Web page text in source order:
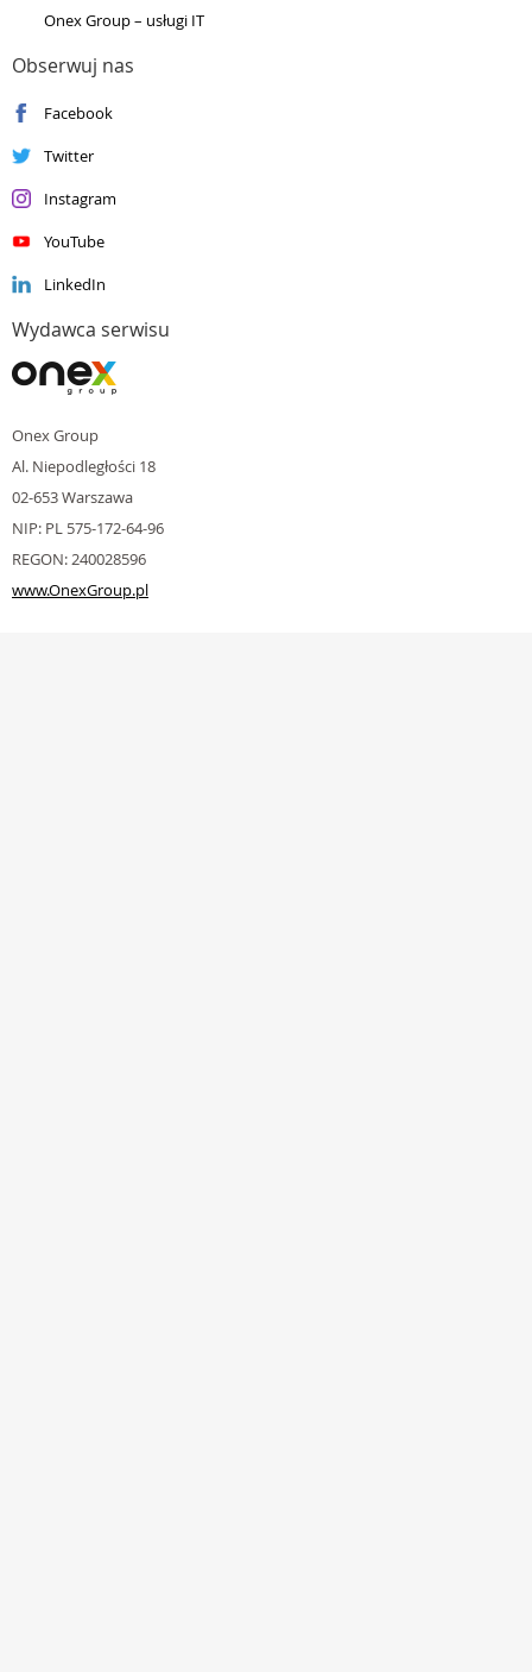
Data Platform
Silver DevOps
Silver Enterprise Mobility Management
Onex Group – usługi IT
Obserwuj nas
Facebook
Twitter
Instagram
YouTube
LinkedIn
Wydawca serwisu
Onex Group
Al. Niepodległości 18
02-653 Warszawa
NIP: PL 575-172-64-96
REGON: 240028596
www.OnexGroup.pl